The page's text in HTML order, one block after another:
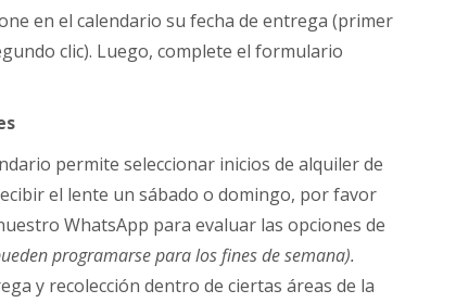
en el calendario su fecha de entrega (primer
clic). Luego, complete el formulario
permite seleccionar inicios de alquiler de
el lente un sábado o domingo, por favor
WhatsApp para evaluar las opciones de
programarse para los fines de semana).
y recolección dentro de ciertas áreas de la